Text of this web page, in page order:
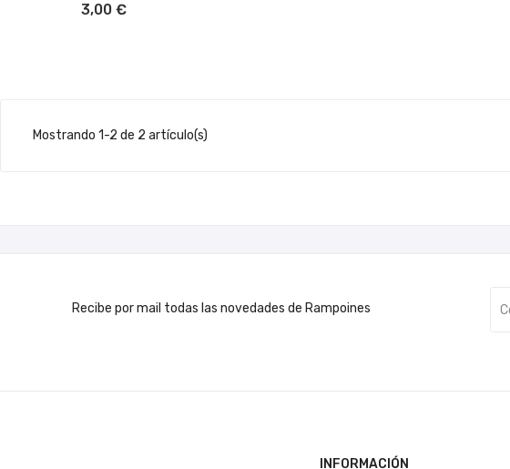
3,00 €
Mostrando 1-2 de 2 artículo(s)
Recibe por mail todas las novedades de Rampoines
INFORMACIÓN